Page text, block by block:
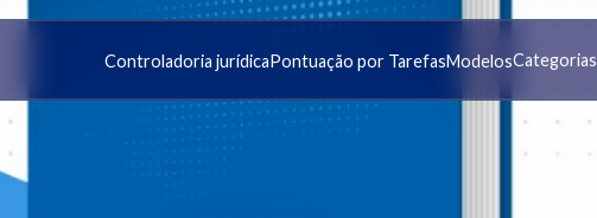
Controladoria jurídicaPontuação por TarefasModelosCategorias